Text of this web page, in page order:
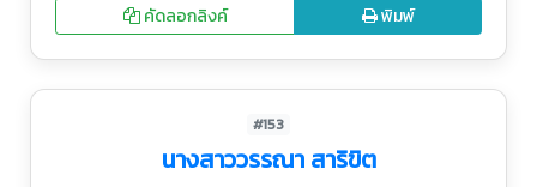
คัดลอกลิงค์ พิมพ์
#153
นางสาววรรณา สาริขิต